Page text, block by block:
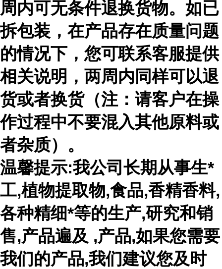
周内可无条件退换货物。如已
拆包装，在产品存在质量问题
的情况下，您可联系客服提供
相关说明，两周内同样可以退
货或者换货（注：请客户在操
作过程中不要混入其他原料或
者杂质）。
温馨提示:我公司长期从事生*
工,植物提取物,食品,香精香料,
各种精细*等的生产,研究和销
售,产品遍及 ,产品,如果您需要
我们的产品,我们建议您及时